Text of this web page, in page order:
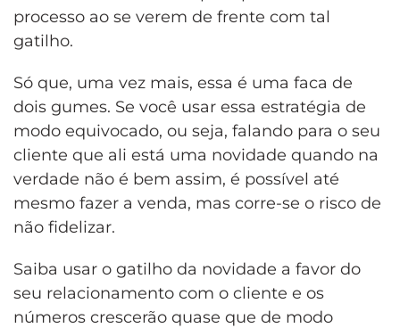
processo ao se verem de frente com tal
gatilho.
Só que, uma vez mais, essa é uma faca de
dois gumes. Se você usar essa estratégia de
modo equivocado, ou seja, falando para o seu
cliente que ali está uma novidade quando na
verdade não é bem assim, é possível até
mesmo fazer a venda, mas corre-se o risco de
não fidelizar.
Saiba usar o gatilho da novidade a favor do
seu relacionamento com o cliente e os
números crescerão quase que de modo